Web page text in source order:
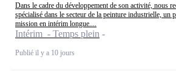
Dans le cadre du développement de son activité, nous
spécialisé dans le secteur de la peinture industrielle, un
mission en intérim longue....
Intérim - Temps plein
Publié il y a 10 jours